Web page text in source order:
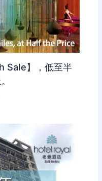
Sale】，低至半